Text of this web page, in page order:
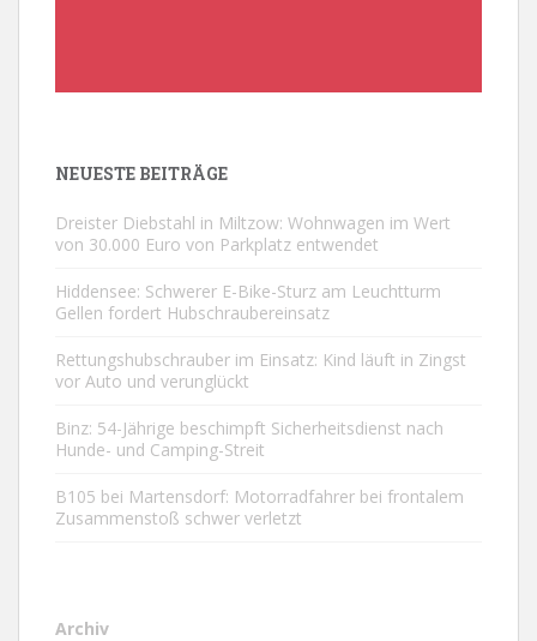
NEUESTE BEITRÄGE
Dreister Diebstahl in Miltzow: Wohnwagen im Wert
von 30.000 Euro von Parkplatz entwendet
Hiddensee: Schwerer E-Bike-Sturz am Leuchtturm
Gellen fordert Hubschraubereinsatz
Rettungshubschrauber im Einsatz: Kind läuft in Zingst
vor Auto und verunglückt
Binz: 54-Jährige beschimpft Sicherheitsdienst nach
Hunde- und Camping-Streit
B105 bei Martensdorf: Motorradfahrer bei frontalem
Zusammenstoß schwer verletzt
Archiv